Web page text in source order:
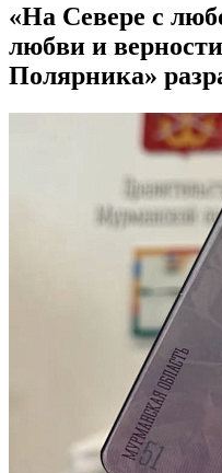
«На Севере с
любви и
Полярника»